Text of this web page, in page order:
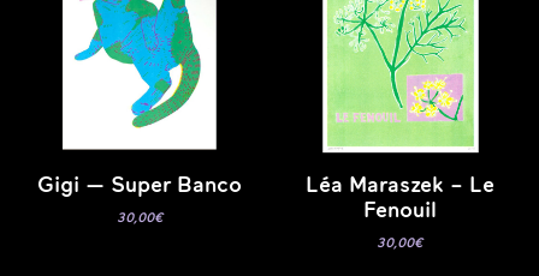
Gigi — Super Banco
30,00€
Léa Maraszek – Le
Fenouil
30,00€